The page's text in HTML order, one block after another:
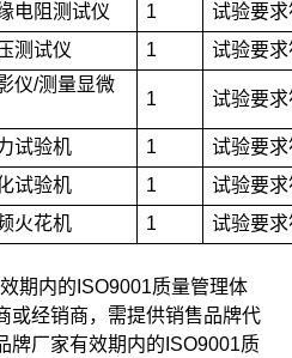
电阻测试仪 1
试验要
测试仪 1 试验要
仪/测量显微
1 试验要
试验机 1
试验要
试验机 1
试验要
火花机 1 试验要
期内的ISO9001质量管理体
或经销商，需提供销售品牌代
牌厂家有效期内的ISO9001质